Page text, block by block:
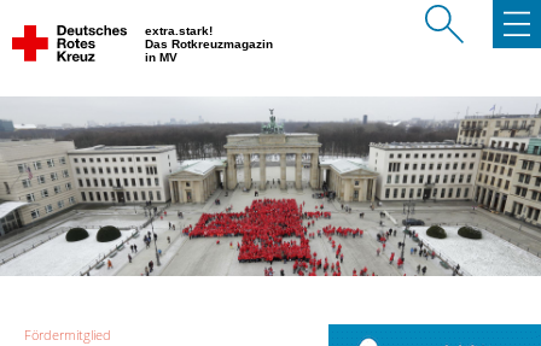
extra.stark!
Das Rotkreuzmagazin
in MV
Fördermitglied